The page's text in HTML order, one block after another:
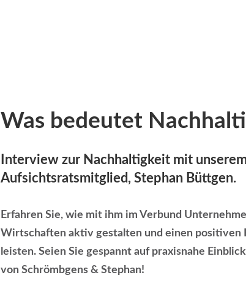
Was bedeutet
Interview zur Nachhaltigkeit mit
Aufsichtsratsmitglied, Stephan Büttgen.
Erfahren Sie, wie mit ihm im Verbund
Wirtschaften aktiv gestalten und einen positiven
leisten. Seien Sie gespannt auf praxisnahe
von Schrömbgens & Stephan!